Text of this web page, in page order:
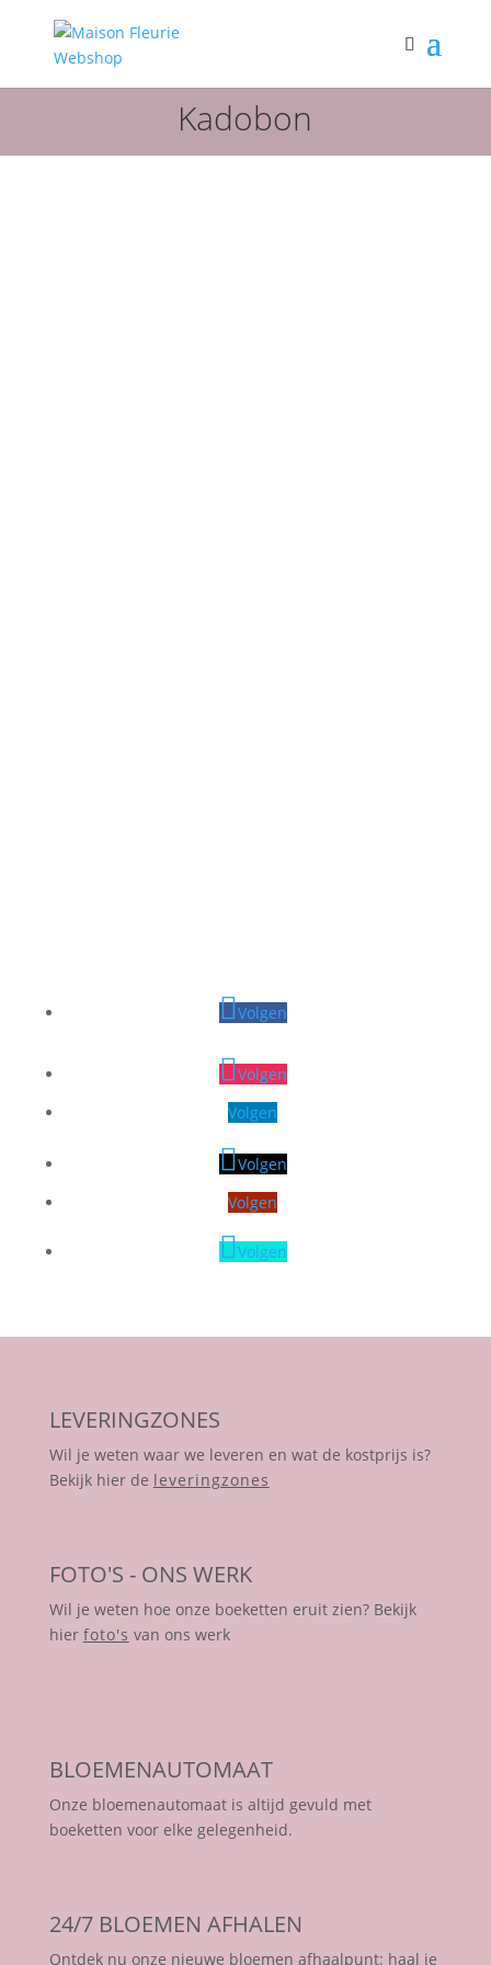
Kadobon
Volgen
Volgen
Volgen
Volgen
Volgen
Volgen
LEVERINGZONES
Wil je weten waar we leveren en wat de kostprijs is?
Bekijk hier de leveringzones
FOTO'S - ONS WERK
Wil je weten hoe onze boeketten eruit zien? Bekijk
hier foto's van ons werk
BLOEMENAUTOMAAT
Onze bloemenautomaat is altijd gevuld met
boeketten voor elke gelegenheid.
24/7 BLOEMEN AFHALEN
Ontdek nu onze nieuwe bloemen afhaalpunt: haal je